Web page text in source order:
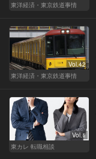
東洋経済・東京鉄道事情
Vol.42
東洋経済・東京鉄道事情
Vol.1
東カレ 転職相談